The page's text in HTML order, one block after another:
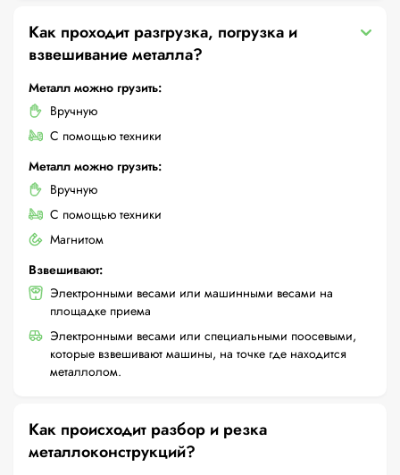
Как проходит разгрузка, погрузка и
взвешивание металла?
Металл можно грузить:
Вручную
С помощью техники
Металл можно грузить:
Вручную
С помощью техники
Магнитом
Взвешивают:
Электронными весами или машинными весами на
площадке приема
Электронными весами или специальными поосевыми,
которые взвешивают машины, на точке где находится
металлолом.
Как происходит разбор и резка
металлоконструкций?